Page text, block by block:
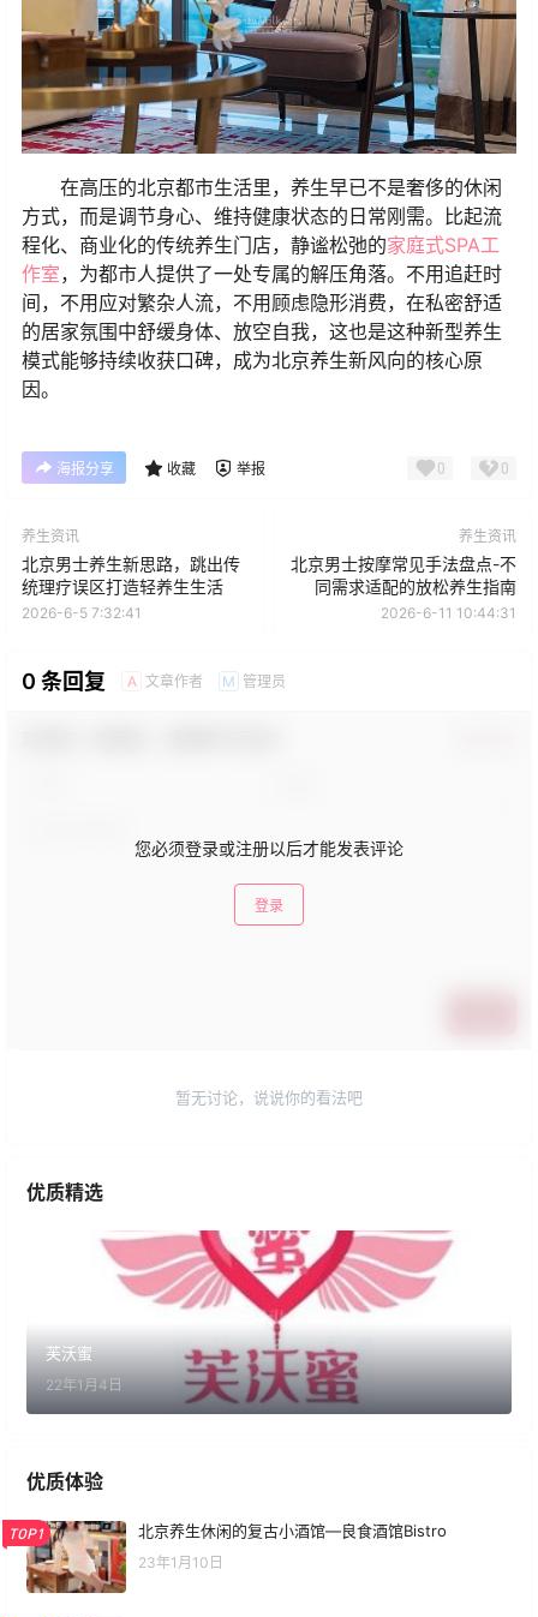
在高压的北京都市生活里，养生早已不是奢侈的休闲
方式，而是调节身心、维持健康状态的日常刚需。比起流
程化、商业化的传统养生门店，静谧松弛的家庭式SPA工
作室，为都市人提供了一处专属的解压角落。不用追赶时
间，不用应对繁杂人流，不用顾虑隐形消费，在私密舒适
的居家氛围中舒缓身体、放空自我，这也是这种新型养生
模式能够持续收获口碑，成为北京养生新风向的核心原
因。
海报分享 收藏 举报 0 0
养生资讯
北京男士养生新思路，跳出传
统理疗误区打造轻养生生活
2026-6-5 7:32:41
养生资讯
北京男士按摩常见手法盘点-不
同需求适配的放松养生指南
2026-6-11 10:44:31
0 条回复 A 文章作者 M 管理员
您必须登录或注册以后才能发表评论
登录
暂无讨论，说说你的看法吧
优质精选
芙沃蜜
22年1月4日
优质体验
TOP1 北京养生休闲的复古小酒馆—良食酒馆Bistro
23年1月10日